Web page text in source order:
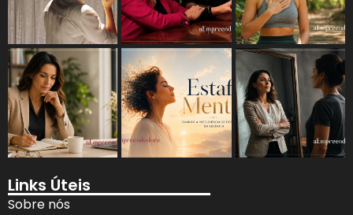
Links Úteis
Sobre nós